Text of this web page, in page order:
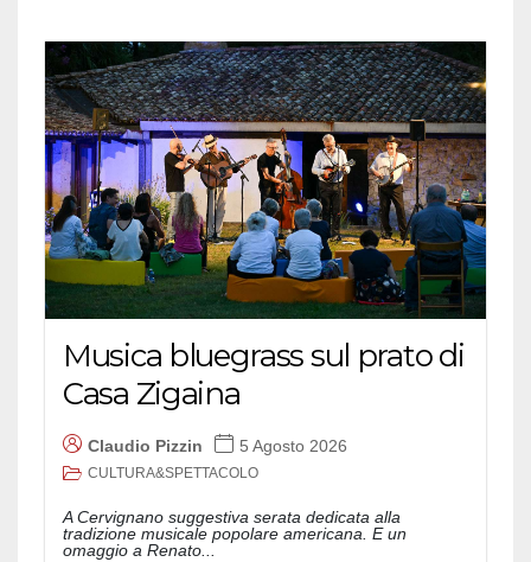
Musica bluegrass sul prato di
Casa Zigaina
Claudio Pizzin 5 Agosto 2026
CULTURA&SPETTACOLO
A Cervignano suggestiva serata dedicata alla
tradizione musicale popolare americana. E un
omaggio a Renato...